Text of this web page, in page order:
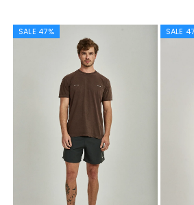
SALE 47% SALE